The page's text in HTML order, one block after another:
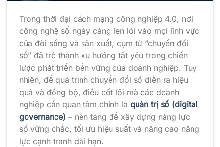
Trong thời đại cách mạng công nghiệp 4.0, nơi
công nghệ số ngày càng len lỏi vào mọi lĩnh vực
của đời sống và sản xuất, cụm từ “chuyển đổi
số” đã trở thành xu hướng tất yếu trong chiến
lược phát triển bền vững của doanh nghiệp. Tuy
nhiên, để quá trình chuyển đổi số diễn ra hiệu
quả và đồng bộ, điều cốt lõi mà các doanh
nghiệp cần quan tâm chính là quản trị số (digital
governance) – nền tảng để xây dựng năng lực
số vững chắc, tối ưu hiệu suất và nâng cao năng
lực cạnh tranh dài hạn.